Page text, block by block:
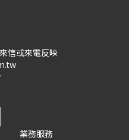
信或來電反映
業務服務